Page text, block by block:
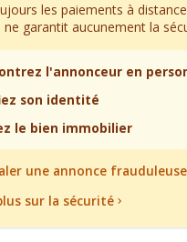
les paiements à
ne garantit aucunement la
l'annonceur en
son identité
le bien immobilier
une annonce frauduleuse
sur la sécurité